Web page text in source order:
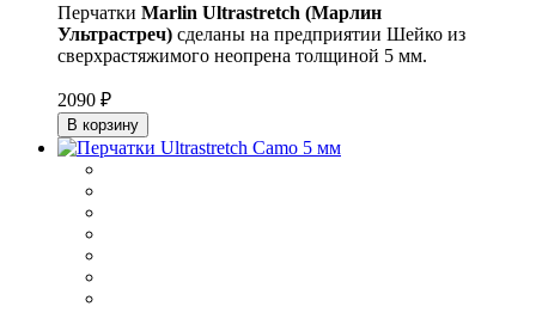
Перчатки Marlin Ultrastretch (Марлин
Ультрастреч) сделаны на предприятии Шейко из
сверхрастяжимого неопрена толщиной 5 мм.
2090 ₽
В корзину